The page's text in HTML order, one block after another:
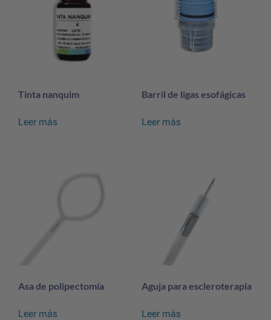
Tinta nanquim
Leer más
Barril de ligas esofágicas
Leer más
Asa de polipectomía
Leer más
Aguja para escleroterapia
Leer más